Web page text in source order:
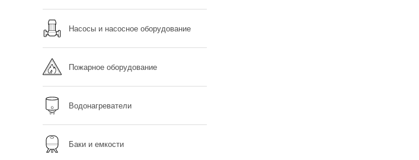
Насосы и насосное оборудование
Пожарное оборудование
Водонагреватели
Баки и емкости